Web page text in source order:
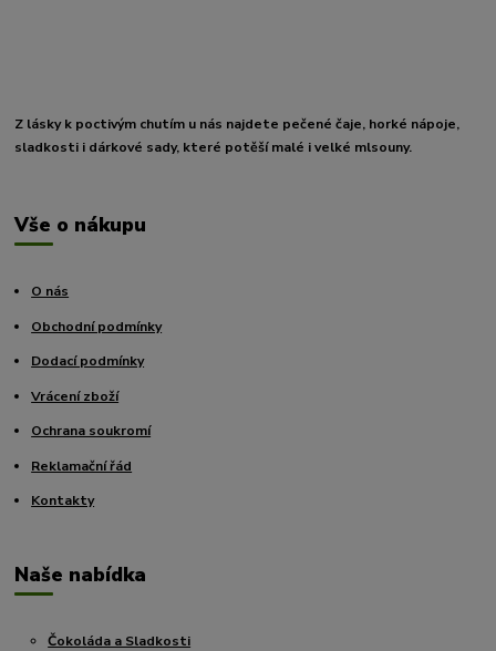
Z lásky k poctivým chutím u nás najdete pečené čaje, horké nápoje,
sladkosti i dárkové sady, které potěší malé i velké mlsouny.
Vše o nákupu
O nás
Obchodní podmínky
Dodací podmínky
Vrácení zboží
Ochrana soukromí
Reklamační řád
Kontakty
Naše nabídka
Čokoláda a Sladkosti